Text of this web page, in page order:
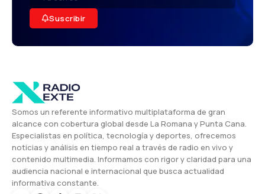
Suscribir
Somos un referente informativo multiplataforma de gran
alcance con cobertura global desde La Romana y Punta Cana.
Especialistas en política, tecnología y deportes, ofrecemos
noticias y análisis en tiempo real a través de radio en vivo y
contenido multimedia. Informamos con rigor y claridad para una
audiencia nacional e internacional que busca actualidad
informativa constante.